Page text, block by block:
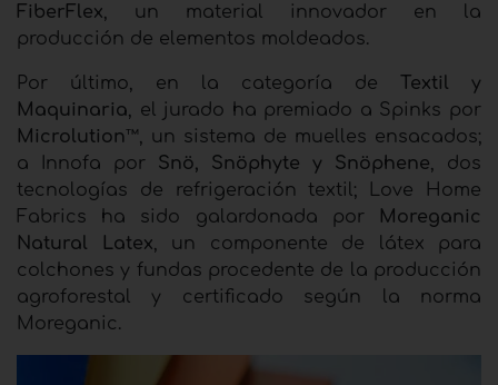
FiberFlex, un material innovador en la
producción de elementos moldeados.
Por último, en la categoría de
Textil y
Maquinaria, el jurado ha premiado a Spinks por
Microlution™, un sistema de muelles ensacados;
a Innofa por Snö, Snöphyte y Snöphene, dos
tecnologías de refrigeración textil; Love Home
Fabrics ha sido galardonada por
Moreganic
Natural Latex, un componente de látex para
colchones y fundas procedente de la producción
agroforestal y certificado según la norma
Moreganic.